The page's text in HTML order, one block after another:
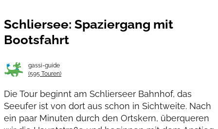
Schliersee: Spaziergang mit
Bootsfahrt
gassi-guide
(595 Touren)
Die Tour beginnt am Schlierseer Bahnhof, das
Seeufer ist von dort aus schon in Sichtweite. Nach
ein paar Minuten durch den Ortskern, überqueren